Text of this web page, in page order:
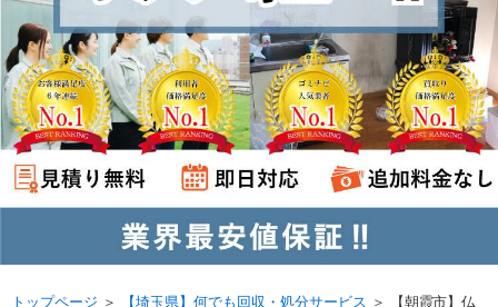
トップページ ＞ 【埼玉県】何でも回収・処分サービス ＞
【朝霞市】仏